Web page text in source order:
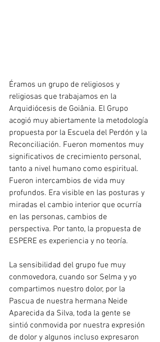
Éramos un grupo de religiosos y
religiosas que trabajamos en la
Arquidiócesis de Goiânia. El Grupo
acogió muy abiertamente la metodología
propuesta por la Escuela del Perdón y la
Reconciliación. Fueron momentos muy
significativos de crecimiento personal,
tanto a nivel humano como espiritual.
Fueron intercambios de vida muy
profundos. Era visible en las posturas y
miradas el cambio interior que ocurría
en las personas, cambios de
perspectiva. Por tanto, la propuesta de
ESPERE es experiencia y no teoría.
La sensibilidad del grupo fue muy
conmovedora, cuando sor Selma y yo
compartimos nuestro dolor, por la
Pascua de nuestra hermana Neide
Aparecida da Silva, toda la gente se
sintió conmovida por nuestra expresión
de dolor y algunos incluso expresaron